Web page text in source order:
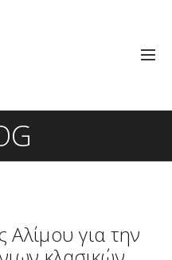
για την